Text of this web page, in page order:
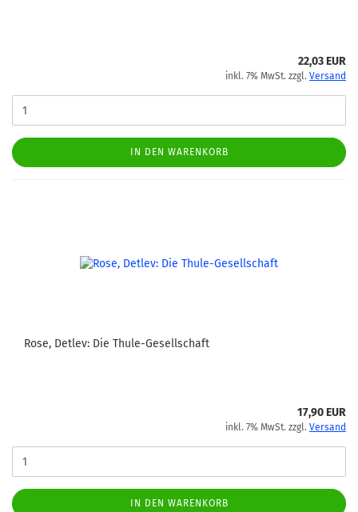
22,03 EUR
inkl. 7% MwSt. zzgl. Versand
IN DEN WARENKORB
Rose, Detlev: Die Thule-Gesellschaft
17,90 EUR
inkl. 7% MwSt. zzgl. Versand
IN DEN WARENKORB